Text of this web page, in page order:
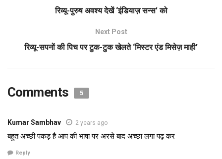
रिव्यू-पुरुष अवश्य देखें ‘इंडियाज़ सन्स’ को
Next Post
रिव्यू-सपनों की पिच पर टुक-टुक खेलते ‘मिस्टर एंड मिसेज़ माही’
Comments 5
Kumar Sambhav 2 years ago
बहुत अच्छी पकड़ है आप की भाषा पर अरसे बाद अच्छा लगा पढ़ कर
Reply